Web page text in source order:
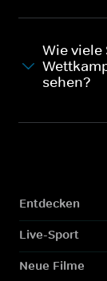
Wie viele
sehen?
Entdecken
Live-Sport
Neue Filme